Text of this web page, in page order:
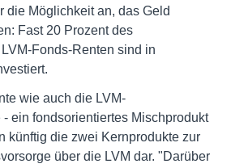
die Möglichkeit an, das Geld
Fast 20 Prozent des
Fonds-Renten sind in
wie auch die LVM-
ein fondsorientiertes Mischprodukt
künftig die zwei Kernprodukte zur
über die LVM dar. "Darüber